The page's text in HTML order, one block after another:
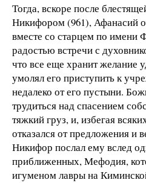
Тогда, вскоре после
Никифором (961), Афанасий
вместе со старцем по имени
радостью встречи с
что все еще хранит желание
умолял его приступить к
недалеко от его пустыни.
трудиться над спасением
тяжкий груз, и, избегая
отказался от предложения и
Никифор послал ему вслед
приближенных, Мефодия,
игуменом лавры на